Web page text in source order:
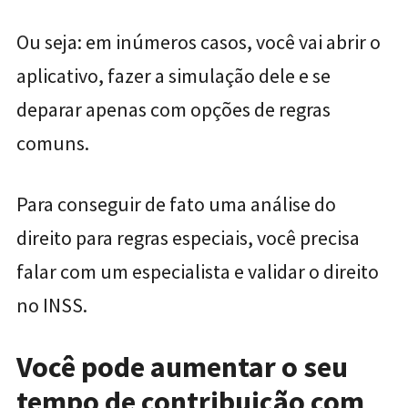
Ou seja: em inúmeros casos, você vai abrir o
aplicativo, fazer a simulação dele e se
deparar apenas com opções de regras
comuns.
Para conseguir de fato uma análise do
direito para regras especiais, você precisa
falar com um especialista e validar o direito
no INSS.
Você pode aumentar o seu